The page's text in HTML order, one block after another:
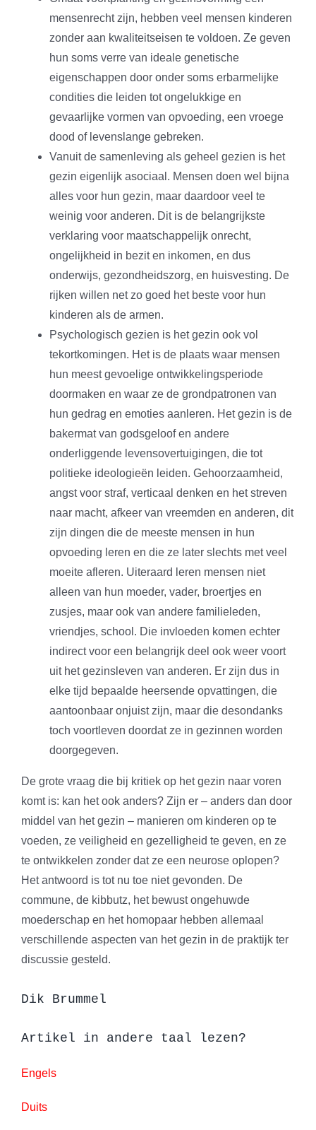
mensenrecht zijn, hebben veel mensen kinderen
zonder aan kwaliteitseisen te voldoen. Ze geven
hun soms verre van ideale genetische
eigenschappen door onder soms erbarmelijke
condities die leiden tot ongelukkige en
gevaarlijke vormen van opvoeding, een vroege
dood of levenslange gebreken.
Vanuit de samenleving als geheel gezien is het
gezin eigenlijk asociaal. Mensen doen wel bijna
alles voor hun gezin, maar daardoor veel te
weinig voor anderen. Dit is de belangrijkste
verklaring voor maatschappelijk onrecht,
ongelijkheid in bezit en inkomen, en dus
onderwijs, gezondheidszorg, en huisvesting. De
rijken willen net zo goed het beste voor hun
kinderen als de armen.
Psychologisch gezien is het gezin ook vol
tekortkomingen. Het is de plaats waar mensen
hun meest gevoelige ontwikkelingsperiode
doormaken en waar ze de grondpatronen van
hun gedrag en emoties aanleren. Het gezin is de
bakermat van godsgeloof en andere
onderliggende levensovertuigingen, die tot
politieke ideologieën leiden. Gehoorzaamheid,
angst voor straf, verticaal denken en het streven
naar macht, afkeer van vreemden en anderen, dit
zijn dingen die de meeste mensen in hun
opvoeding leren en die ze later slechts met veel
moeite afleren. Uiteraard leren mensen niet
alleen van hun moeder, vader, broertjes en
zusjes, maar ook van andere familieleden,
vriendjes, school. Die invloeden komen echter
indirect voor een belangrijk deel ook weer voort
uit het gezinsleven van anderen. Er zijn dus in
elke tijd bepaalde heersende opvattingen, die
aantoonbaar onjuist zijn, maar die desondanks
toch voortleven doordat ze in gezinnen worden
doorgegeven.
De grote vraag die bij kritiek op het gezin naar voren
komt is: kan het ook anders? Zijn er – anders dan door
middel van het gezin – manieren om kinderen op te
voeden, ze veiligheid en gezelligheid te geven, en ze
te ontwikkelen zonder dat ze een neurose oplopen?
Het antwoord is tot nu toe niet gevonden. De
commune, de kibbutz, het bewust ongehuwde
moederschap en het homopaar hebben allemaal
verschillende aspecten van het gezin in de praktijk ter
discussie gesteld.
Dik Brummel
Artikel in andere taal lezen?
Engels
Duits